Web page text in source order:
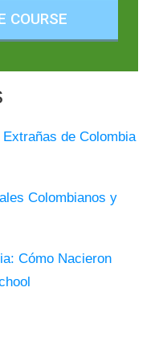
COURSE
de Colombia
Colombianos y
Cómo Nacieron